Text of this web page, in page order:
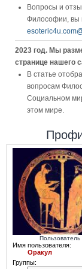
Вопросы и
Философии, вы
2023 год. Мы
странице нашего
В статье
вопросам
Социальном
этом мире.
Пользователь
Имя пользователя:
Оракул
Группы: